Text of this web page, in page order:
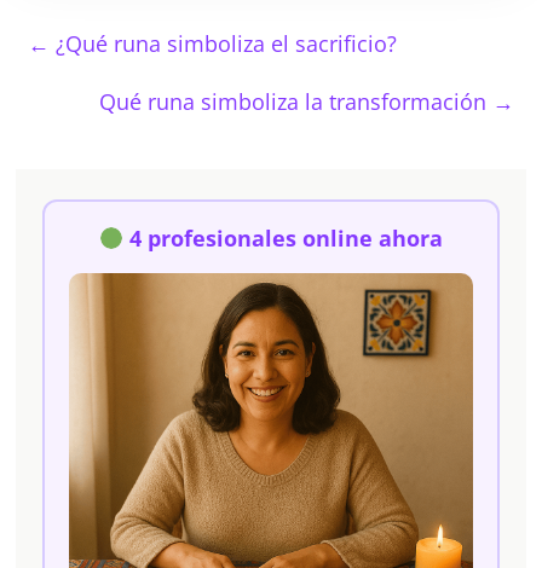
← ¿Qué runa simboliza el sacrificio?
Qué runa simboliza la transformación →
4 profesionales online ahora